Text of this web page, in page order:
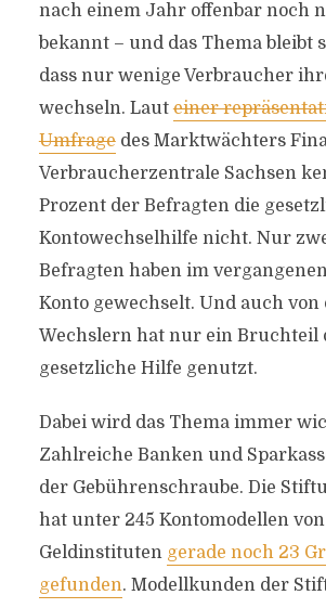
nach einem Jahr offenbar noch
bekannt – und das Thema bleibt
dass nur wenige Verbraucher
wechseln. Lauteiner
Umfragedes Marktwächters
Verbraucherzentrale Sachsen
Prozent der Befragten die
Kontowechselhilfe nicht. Nur
Befragten haben im
Konto gewechselt. Und auch von
Wechslern hat nur ein Bruchteil
gesetzliche Hilfe genutzt.
Dabei wird das Thema immer
Zahlreiche Banken und
der Gebührenschraube. Die
hat unter 245 Kontomodellen von
Geldinstituten gerade noch 23
gefunden. Modellkunden der